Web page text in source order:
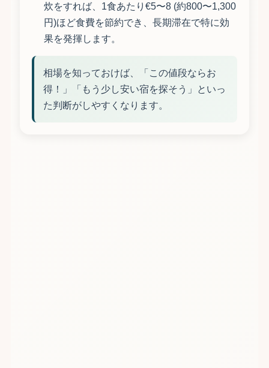
炊をすれば、1食あたり€5〜8 (約800〜1,300
円)ほど食費を節約でき、長期滞在で特に効
果を発揮します。
相場を知っておけば、「この値段ならお
得！」「もう少し安い宿を探そう」といっ
た判断がしやすくなります。